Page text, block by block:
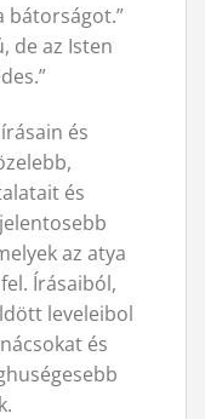
bátorságot.”
de az Isten
és
és
az atya
Írásaiból,
leveleibol
és